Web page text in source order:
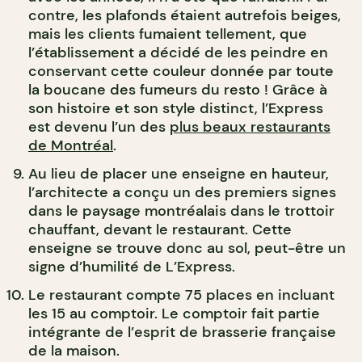
contre, les plafonds étaient autrefois beiges,
mais les clients fumaient tellement, que
l’établissement a décidé de les peindre en
conservant cette couleur donnée par toute
la boucane des fumeurs du resto ! Grâce à
son histoire et son style distinct, l’Express
est devenu l’un des plus beaux restaurants
de Montréal.
Au lieu de placer une enseigne en hauteur,
l’architecte a conçu un des premiers signes
dans le paysage montréalais dans le trottoir
chauffant, devant le restaurant. Cette
enseigne se trouve donc au sol, peut-être un
signe d’humilité de L’Express.
Le restaurant compte 75 places en incluant
les 15 au comptoir. Le comptoir fait partie
intégrante de l’esprit de brasserie française
de la maison.